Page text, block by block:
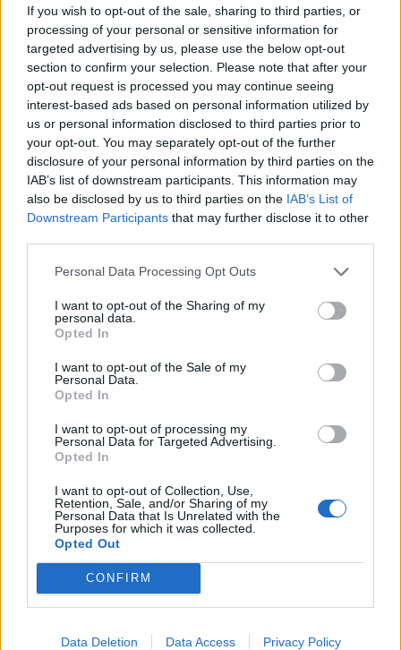
If you wish to opt-out of the sale, sharing to third parties, or
processing of your personal or sensitive information for
targeted advertising by us, please use the below opt-out
section to confirm your selection. Please note that after your
opt-out request is processed you may continue seeing
interest-based ads based on personal information utilized by
us or personal information disclosed to third parties prior to
your opt-out. You may separately opt-out of the further
disclosure of your personal information by third parties on the
IAB’s list of downstream participants. This information may
also be disclosed by us to third parties on the IAB’s List of
Downstream Participants that may further disclose it to other
Personal Data Processing Opt Outs
I want to opt-out of the Sharing of my
personal data.
Opted In
I want to opt-out of the Sale of my
Personal Data.
Opted In
I want to opt-out of processing my
Personal Data for Targeted Advertising.
Opted In
I want to opt-out of Collection, Use,
Retention, Sale, and/or Sharing of my
Personal Data that Is Unrelated with the
Purposes for which it was collected.
Opted Out
CONFIRM
Data Deletion Data Access Privacy Policy
Artigo anterior
Anadia: Sessão de
informação para
beneficiários do RSI
Próximo artigo
Anadia: Praça da
Juventude recebe atuação
do Applause Band
ARTIGOS RELACIONADOS MAIS DO AUTOR
Deputados do PSD saúdam Banda
Sinfónica da ARMAB pelo 1º lugar no
certame internacional de Valência